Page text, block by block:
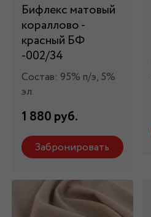
Бифлекс матовый
кораллово -
красный БФ
-002/34
Состав: 95% п/э, 5%
эл.
1 880 руб.
Забронировать